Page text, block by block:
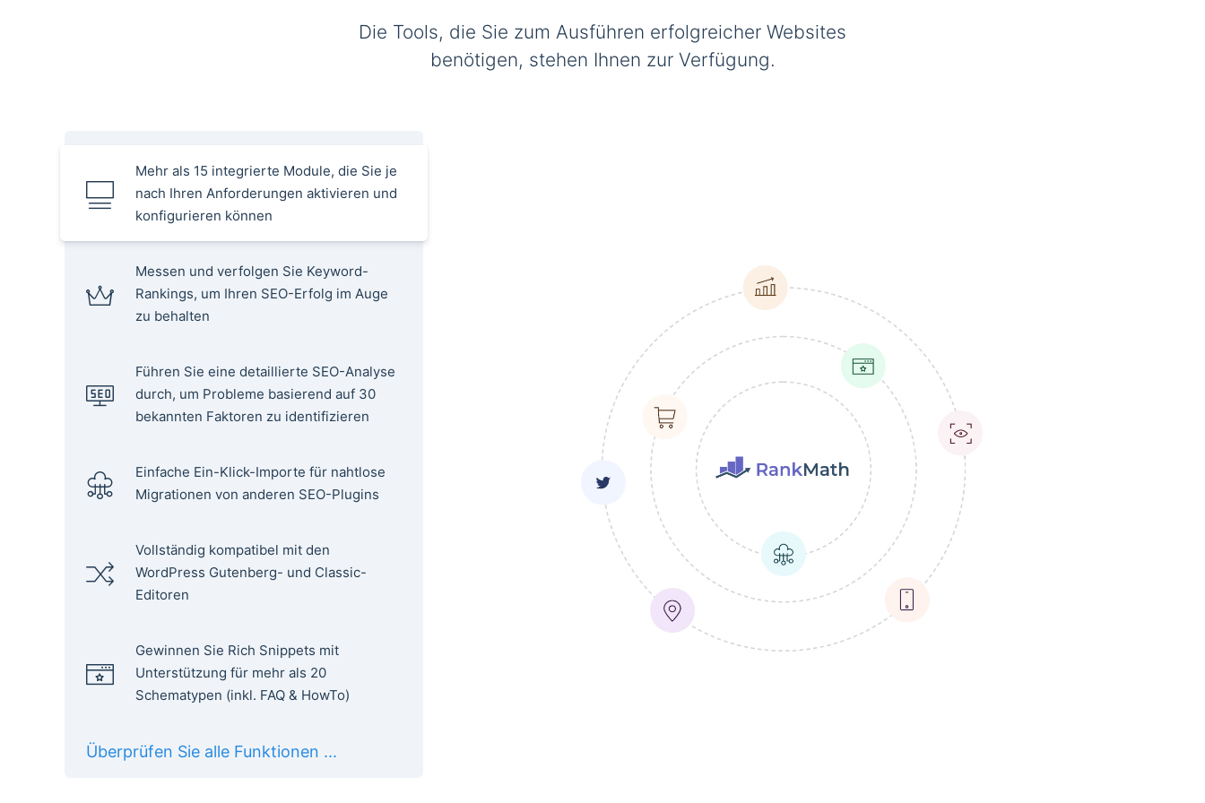
Die Tools, die Sie zum Ausführen erfolgreicher Websites
benötigen, stehen Ihnen zur Verfügung.
Mehr als 15 integrierte Module, die Sie je
nach Ihren Anforderungen aktivieren und
konfigurieren können
Messen und verfolgen Sie Keyword-
Rankings, um Ihren SEO-Erfolg im Auge
zu behalten
Führen Sie eine detaillierte SEO-Analyse
durch, um Probleme basierend auf 30
bekannten Faktoren zu identifizieren
Einfache Ein-Klick-Importe für nahtlose
Migrationen von anderen SEO-Plugins
Vollständig kompatibel mit den
WordPress Gutenberg- und Classic-
Editoren
Gewinnen Sie Rich Snippets mit
Unterstützung für mehr als 20
Schematypen (inkl. FAQ & HowTo)
Überprüfen Sie alle Funktionen ...